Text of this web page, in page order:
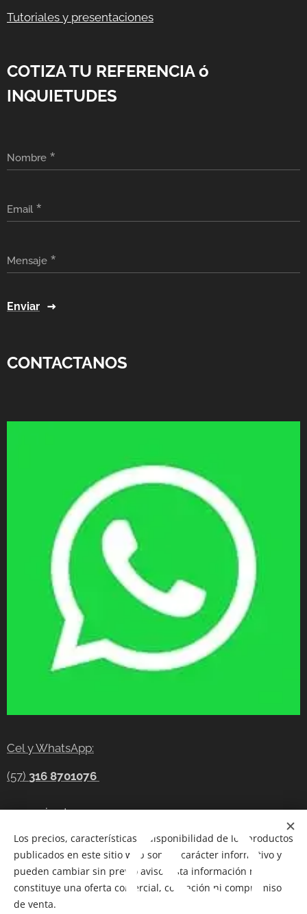
Tutoriales y presentaciones
COTIZA TU REFERENCIA ó
INQUIETUDES
Nombre
Email
Mensaje
Enviar
CONTACTANOS
Cel y WhatsApp:
(57) 316 8701076
gerencia@tecnocompras.com.co
Cel y WhatsApp:(57)316 8701076
Cel: (57) 300 8686914
Telegram:
Los precios, características y disponibilidad de los productos
publicados en este sitio web son de carácter informativo y
pueden cambiar sin previo aviso. Esta información no
constituye una oferta comercial, cotización ni compromiso
de venta.